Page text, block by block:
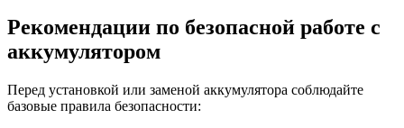
Рекомендации по безопасной работе с
аккумулятором
Перед установкой или заменой аккумулятора соблюдайте
базовые правила безопасности: